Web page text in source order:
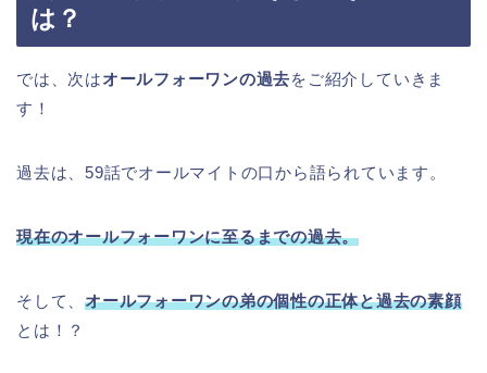
は？
では、次はオールフォーワンの過去をご紹介していきま
す！
過去は、59話でオールマイトの口から語られています。
現在のオールフォーワンに至るまでの過去。
そして、オールフォーワンの弟の個性の正体と過去の素顔
とは！？